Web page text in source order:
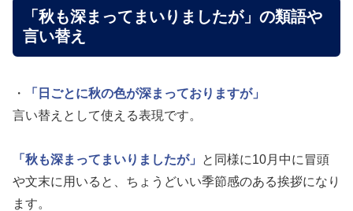
「秋も深まってまいりましたが」の類語や
言い替え
・
「日ごとに秋の色が深まっておりますが」
言い替えとして使える表現です。
「秋も深まってまいりましたが」
と同様に10月中に冒頭
や文末に用いると、ちょうどいい季節感のある挨拶になり
ます。